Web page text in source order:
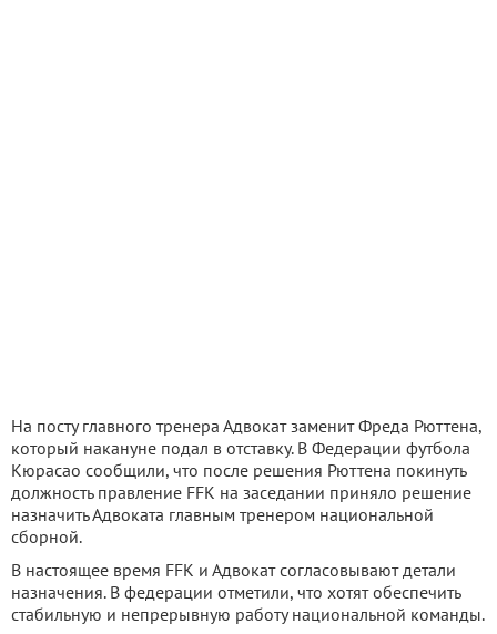
На посту главного тренера Адвокат заменит Фреда Рюттена,
который накануне подал в отставку. В Федерации футбола
Кюрасао сообщили, что после решения Рюттена покинуть
должность правление FFK на заседании приняло решение
назначить Адвоката главным тренером национальной
сборной.
В настоящее время FFK и Адвокат согласовывают детали
назначения. В федерации отметили, что хотят обеспечить
стабильную и непрерывную работу национальной команды.